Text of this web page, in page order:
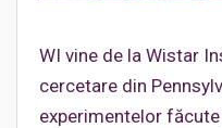
WI vine de la Wistar
cercetare din
experimentelor